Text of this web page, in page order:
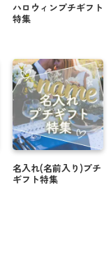
ハロウィンプチギフト
特集
名入れ(名前入り)プチ
ギフト特集